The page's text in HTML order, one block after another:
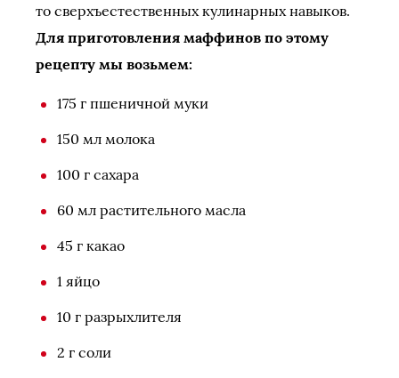
то сверхъестественных кулинарных навыков.
Для приготовления маффинов по этому
рецепту мы возьмем:
175 г пшеничной муки
150 мл молока
100 г сахара
60 мл растительного масла
45 г какао
1 яйцо
10 г разрыхлителя
2 г соли